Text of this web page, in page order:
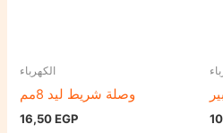
الكهرباء
وصلة شريط ليد 8مم
16,50EGP